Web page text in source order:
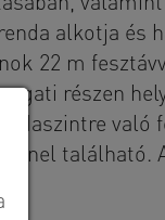
alkotja és
22 m
részen
való
található.